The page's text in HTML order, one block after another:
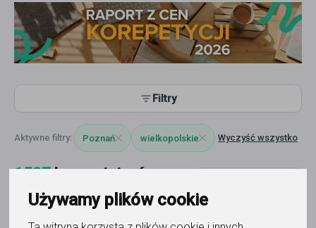
Używamy plików cookie
Filtry
Poznań wielkopolskie Wyczyść wszystko
1537korepetytorów
Język angielski